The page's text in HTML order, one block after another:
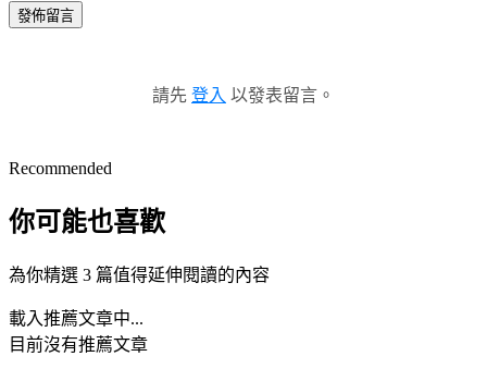
發佈留言
請先 登入 以發表留言。
Recommended
你可能也喜歡
為你精選 3 篇值得延伸閱讀的內容
載入推薦文章中...
目前沒有推薦文章